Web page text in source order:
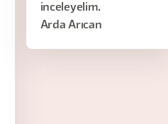
inceleyelim.
Arda Arıcan